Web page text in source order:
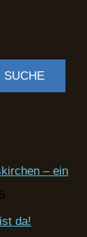
SUCHE
– ein
da!